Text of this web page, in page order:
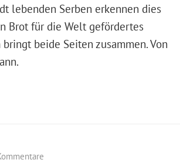
lebenden Serben erkennen dies
Brot für die Welt gefördertes
beide Seiten zusammen. Von